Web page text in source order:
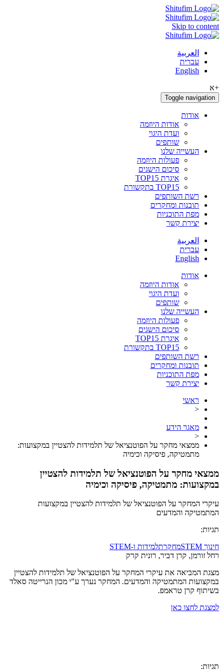
Skip to content
العربية
עברית
English
+א
Toggle navigation
אודות
אודות היוזמה
ועדת היגוי
שותפים
העשייה שלנו
פעולות היוזמה
סיכום הישגים
איגרת TOP15
TOP15 בתקשורת
רשת השותפים
תובנות ומחקרים
מפת התוכניות
יצירת קשר
العربية
עברית
English
אודות
אודות היוזמה
ועדת היגוי
שותפים
העשייה שלנו
פעולות היוזמה
סיכום הישגים
איגרת TOP15
TOP15 בתקשורת
רשת השותפים
תובנות ומחקרים
מפת התוכניות
יצירת קשר
ראשי
<
מאגר הידע
<
ממצאי מחקר על הפוטנציאל של תלמידות להצטיין במקצועות:
מתמטיקה, פיסיקה וכימיה
ממצאי מחקר על הפוטנציאל של תלמידות להצטיין
במקצועות: מתמטיקה, פיסיקה וכימיה
עיקרי המחקר על הפוטנציאל של תלמידות להצטיין במקצועות
המתמטיקה והמדעים
תגיות:
חינוך STEM
מחקרתלמידות ו-STEM
רחל זורמן, קרן דביר, רונית קרק
מצגת המביאה את עיקרי המחקר על הפוטנציאל של תלמידות להצטיין
במקצועות המתמטיקה והמדעים. המחקר נערך ע"י מכון הנרייטה סאלד
בשיתוף קרן טראמפ.
למצגת לחצו כאן
תגיות: